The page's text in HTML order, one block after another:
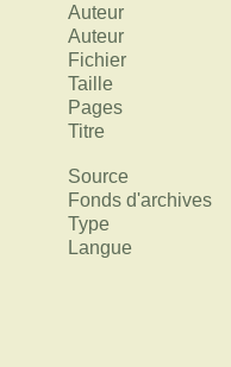
Auteur
Auteur
Fichier
Taille
Pages
Titre
Source
Fonds d'archives
Type
Langue